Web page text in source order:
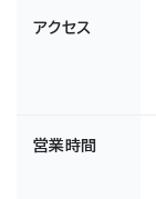
アクセス
営業時間